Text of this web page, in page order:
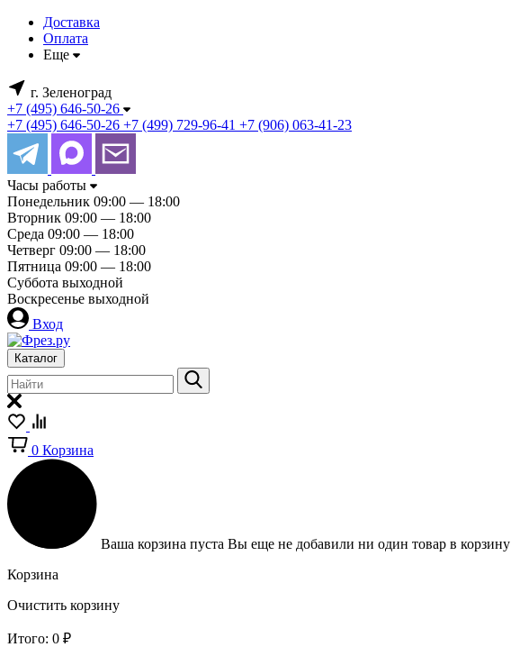
Доставка
Оплата
Еще
г. Зеленоград
+7 (495) 646-50-26
+7 (495) 646-50-26 +7 (499) 729-96-41 +7 (906) 063-41-23
Часы работы
Понедельник 09:00 — 18:00
Вторник 09:00 — 18:00
Среда 09:00 — 18:00
Четверг 09:00 — 18:00
Пятница 09:00 — 18:00
Суббота выходной
Воскресенье выходной
Вход
Каталог
0 Корзина
Ваша корзина пуста Вы еще не добавили ни один товар в корзину
Корзина
Очистить корзину
Итого: 0 ₽